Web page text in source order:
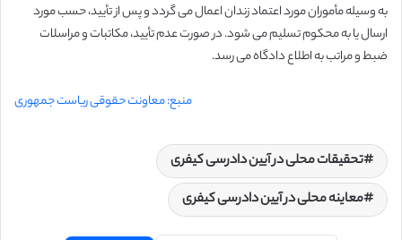
به وسیله مأموران مورد اعتماد زندان اعمال می گردد و پس از تأیید، حسب مورد
ارسال یا به محکوم تسلیم می شود. در صورت عدم تأیید، مکاتبات و مراسلات
ضبط و مراتب به اطلاع دادگاه می رسد.
منبع: معاونت حقوقی ریاست جمهوری
تحقیقات محلی در آیین دادرسی کیفری
معاینه محلی در آیین دادرسی کیفری